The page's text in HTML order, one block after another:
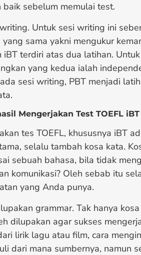
sebelum memulai test.
Untuk sesi writing ini
sama yakni mengukur
iBT terdiri atas dua latihan.
yang kedua ialah
sesi writing, PBT menjadi
Mengerjakan Test TOEFL iBT
tes TOEFL, khususnya iBT
selalu tambah kosa kata.
sebuah bahasa, bila tidak
komunikasi? Oleh sebab itu
yang Anda punya.
grammar. Tak hanya
dilupakan agar sukses
lirik lagu atau film, cara
dari mana sumbernya, namun